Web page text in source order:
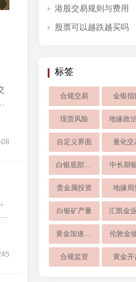
港股交易规则与费用
股票可以越跌越买吗
标签
合规交易 金银指
现货风险
自定义界面 量化交
白银底部价格 中长期
贵金属投资 地缘局
白银矿产量
黄金加速下跌 伦敦金
合规监管 黄金开